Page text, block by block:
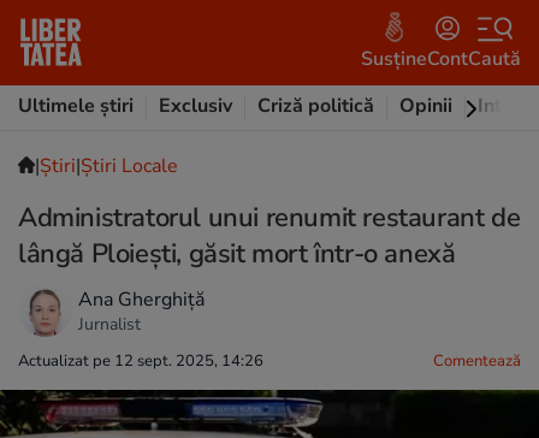
SusțineContCaută
Ultimele știri
Exclusiv Criză politică Opinii
|Ştiri|Știri Locale
Administratorul unui renumit restaurant de
lângă Ploiești, găsit mort într-o anexă
Ana Gherghiță
Jurnalist
Actualizat pe 12 sept. 2025, 14:26 Comentează